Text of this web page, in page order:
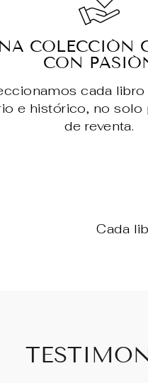
COLECCIÓN
CON
cada libro
e histórico, no solo
de reventa.
Cada